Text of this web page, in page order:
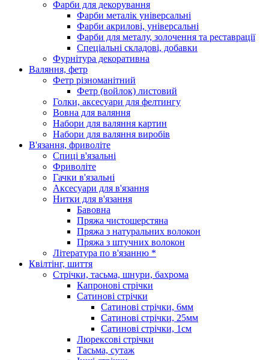
Фарби для декорування
Фарби металік універсальні
Фарби акрилові, універсальні
Фарби для металу, золочення та реставрації
Спеціальні складові, добавки
Фурнітура декоративна
Валяння, фетр
Фетр різноманітний
Фетр (войлок) листовий
Голки, аксесуари для фелтингу
Вовна для валяння
Набори для валяння картин
Набори для валяння виробів
В'язання, фриволіте
Спиці в'язальні
Фриволіте
Гачки в'язальні
Аксесуари для в'язання
Нитки для в'язання
Бавовна
Пряжа чистошерстяна
Пряжа з натуральних волокон
Пряжа з штучних волокон
Література по в'язанню *
Квілтінг, шиття
Стрічки, тасьма, шнури, бахрома
Капронові стрічки
Сатинові стрічки
Сатинові стрічки, 6мм
Сатинові стрічки, 25мм
Сатинові стрічки, 1см
Люрексові стрічки
Тасьма, сутаж